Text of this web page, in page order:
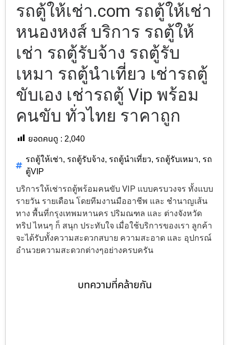
รถตู้ให้เช่า.com รถตู้ให้เช่า
หนองหงส์ บริการ รถตู้ให้
เช่า รถตู้รับจ้าง รถตู้รับ
เหมา รถตู้นำเที่ยว เช่ารถตู้
ขับเอง เช่ารถตู้ Vip พร้อม
คนขับ ทั่วไทย ราคาถูก
ยอดคนดู : 2,040
รถตู้ให้เช่า, รถตู้รับจ้าง, รถตู้นำเที่ยว, รถตู้รับเหมา, รถ
ตู้VIP
บริการให้เช่ารถตู้พร้อมคนขับ VIP แบบครบวงจร ทั้งแบบ
รายวัน รายเดือน โดยทีมงานมืออาชีพ และ ชำนาญเส้น
ทาง พื้นที่กรุงเทพมหานคร ปริมณฑล และ ต่างจังหวัด
ทริป ไหนๆ ก็ สนุก ประทับใจ เมื่อใช้บริการของเรา ลูกค้า
จะได้รับทั้งความสะดวกสบาย ความสะอาด และ อุปกรณ์
อำนวยความสะดวกต่างๆอย่างครบครัน
บทความที่คล้ายกัน